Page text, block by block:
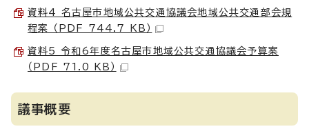
資料4 名古屋市地域公共交通協議会地域公共交通部会規
程案 （PDF 744.7 KB）
資料5 令和6年度名古屋市地域公共交通協議会予算案
（PDF 71.0 KB）
議事概要